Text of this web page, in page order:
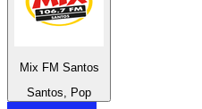
Mix FM Santos
Santos, Pop